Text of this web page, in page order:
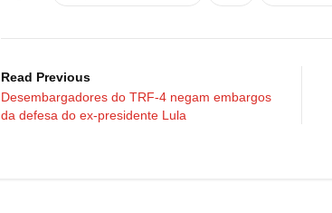
Read Previous
Desembargadores do TRF-4 negam embargos
da defesa do ex-presidente Lula